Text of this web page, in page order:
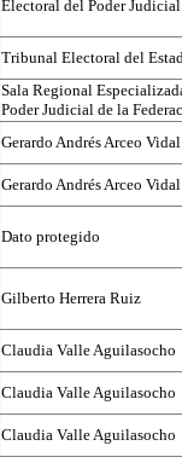
Electoral del Poder
Tribunal Electoral del
Sala Regional
Poder Judicial de la
Gerardo Andrés Arceo Vidal
Gerardo Andrés Arceo Vidal
Dato protegido
Gilberto Herrera Ruiz
Claudia Valle Aguilasocho
Claudia Valle Aguilasocho
Claudia Valle Aguilasocho